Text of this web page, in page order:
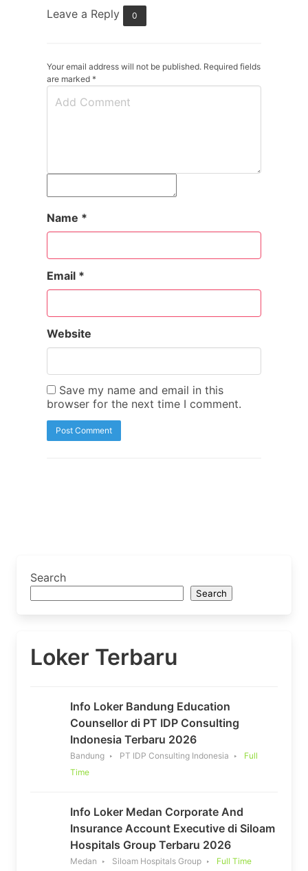
Leave a Reply 0
Your email address will not be published. Required fields
are marked *
Name *
Email *
Website
Save my name and email in this
browser for the next time I comment.
Search
Search
Loker Terbaru
Info Loker Bandung Education
Counsellor di PT IDP Consulting
Indonesia Terbaru 2026
Bandung PT IDP Consulting Indonesia
Full
Time
Info Loker Medan Corporate And
Insurance Account Executive di Siloam
Hospitals Group Terbaru 2026
Medan Siloam Hospitals Group Full Time